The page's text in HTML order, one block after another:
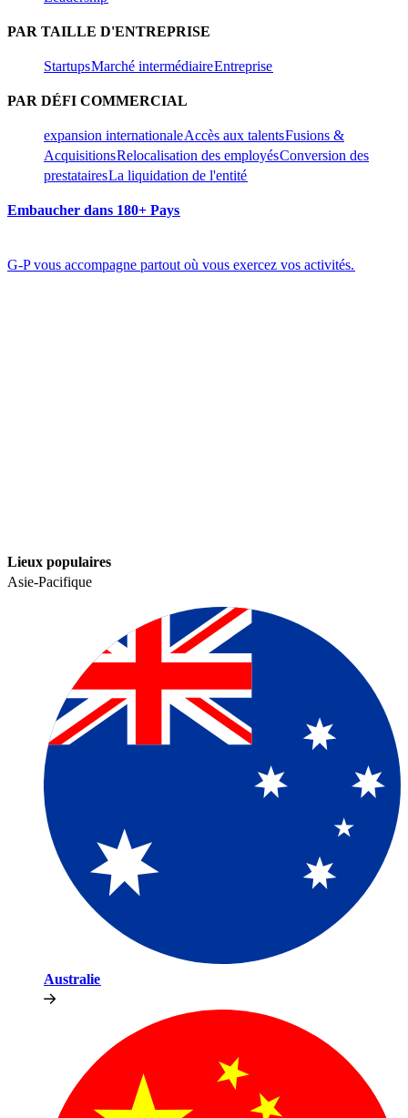
PAR TAILLE D'ENTREPRISE​​
Startups​​Marché intermédiaire​​Entreprise​​
PAR DÉFI COMMERCIAL​​
expansion internationale​​Accès aux talents​​Fusions &
Acquisitions​​Relocalisation des employés​​Conversion des
prestataires​​La liquidation de l'entité​​
Embaucher dans 180+ Pays​​
G-P vous accompagne partout où vous exercez vos activités.​​
Lieux populaires​​
Asie-Pacifique​​
Australie​​